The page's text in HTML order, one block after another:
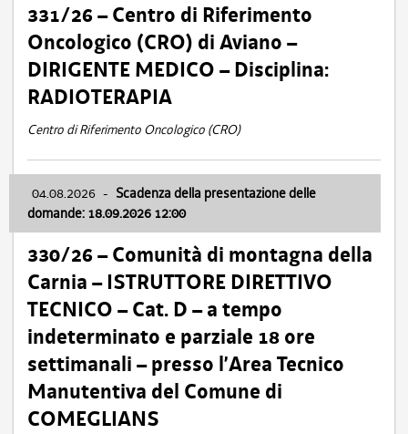
331/26 – Centro di Riferimento
Oncologico (CRO) di Aviano –
DIRIGENTE MEDICO – Disciplina:
RADIOTERAPIA
Centro di Riferimento Oncologico (CRO)
04.08.2026 - Scadenza della presentazione delle
domande: 18.09.2026 12:00
330/26 – Comunità di montagna della
Carnia – ISTRUTTORE DIRETTIVO
TECNICO – Cat. D – a tempo
indeterminato e parziale 18 ore
settimanali – presso l’Area Tecnico
Manutentiva del Comune di
COMEGLIANS